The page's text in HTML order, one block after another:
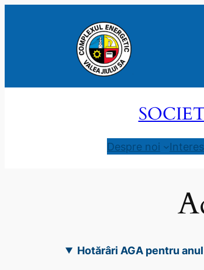
Despre noi
Hotărâri AGA pentru